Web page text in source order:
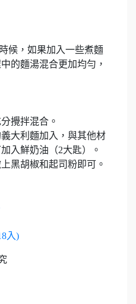
候，如果加入一些煮麵
的麵湯混合更加均勻，
攪拌混合。
大利麵加入，與其他材
入鮮奶油（2大匙）。
黑胡椒和起司粉即可。
入)